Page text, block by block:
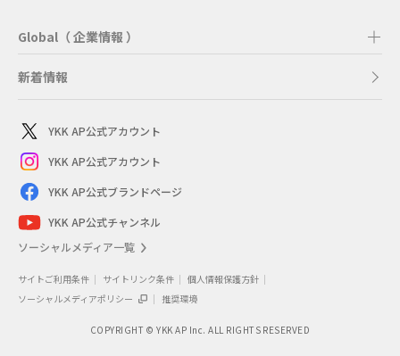
Global（ 企業情報 ）
新着情報
YKK AP公式アカウント
YKK AP公式アカウント
YKK AP公式ブランドページ
YKK AP公式チャンネル
ソーシャルメディア一覧
サイトご利用条件 サイトリンク条件
個人情報保護方針
ソーシャルメディアポリシー
推奨環境
COPYRIGHT © YKK AP Inc. ALL RIGHTS RESERVED